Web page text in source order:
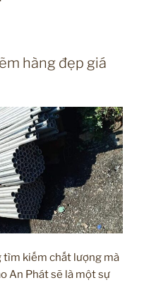
hàng đẹp giá
tìm kiếm chất lượng mà
An Phát sẽ là một sự